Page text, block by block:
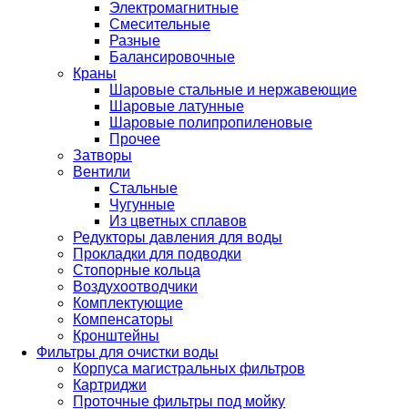
Электромагнитные
Смесительные
Разные
Балансировочные
Краны
Шаровые стальные и нержавеющие
Шаровые латунные
Шаровые полипропиленовые
Прочее
Затворы
Вентили
Стальные
Чугунные
Из цветных сплавов
Редукторы давления для воды
Прокладки для подводки
Стопорные кольца
Воздухоотводчики
Комплектующие
Компенсаторы
Кронштейны
Фильтры для очистки воды
Корпуса магистральных фильтров
Картриджи
Проточные фильтры под мойку